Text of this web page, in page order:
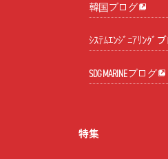
韓国ブログ
ｼｽﾃﾑｴﾝｼﾞﾆｱﾘﾝｸﾞ
SDG MARINEブログ
特集